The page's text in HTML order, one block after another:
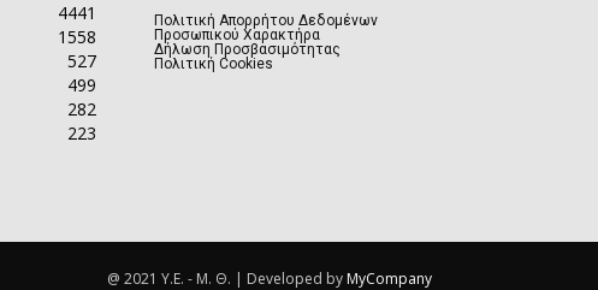
4441
1558
527
499
282
223
Πολιτική Απορρήτου Δεδομένων
Προσωπικού Χαρακτήρα
Δήλωση Προσβασιμότητας
Πολιτική Cookies
@ 2021 Υ.Ε. - Μ. Θ. | Developed by MyCompany